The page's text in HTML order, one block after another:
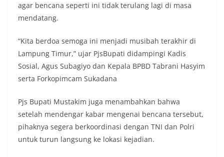
agar bencana seperti ini tidak terulang lagi di masa
mendatang.
“Kita berdoa semoga ini menjadi musibah terakhir di
Lampung Timur,” ujar PjsBupati didampingi Kadis
Sosial, Agus Subagiyo dan Kepala BPBD Tabrani Hasyim
serta Forkopimcam Sukadana
Pjs Bupati Mustakim juga menambahkan bahwa
setelah mendengar kabar mengenai bencana tersebut,
pihaknya segera berkoordinasi dengan TNI dan Polri
untuk turun langsung ke lokasi kejadian.